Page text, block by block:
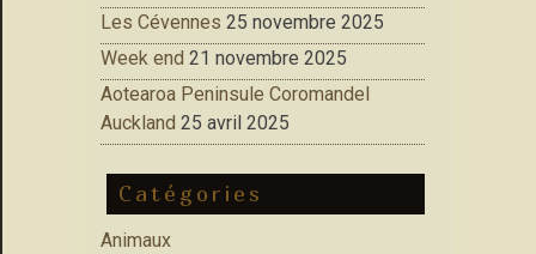
Les Cévennes 25 novembre 2025
Week end 21 novembre 2025
Aotearoa Peninsule Coromandel
Auckland 25 avril 2025
Catégories
Animaux